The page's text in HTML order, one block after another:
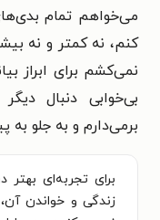
می‌خواهم تمام
کنم، نه کمتر و نه
نمی‌کشم برای ابراز
بی‌خوابی دنبال
برمی‌دارم و به جلو
برای تجربه‌ای بهتر
زندگی و خواندن